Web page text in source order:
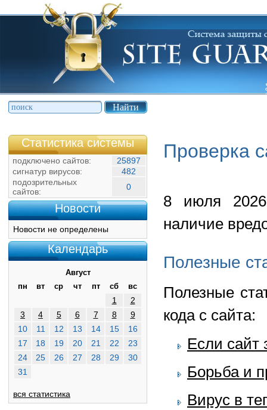
Статистика системы
подключено сайтов:
25897
сигнатур вирусов:
482
подозрительных
сайтов:
0
Новости
Новости не определены
Календарь
Август
пн
вт ср чт пт сб вс
1
2
3
4 5 6 7 8
9
10
11 12 13 14 15
16
17
18 19 20 21 22
23
24
25 26 27 28 29
30
31
вся статистика
Проверка
8 июля
наличие
Полезные
Полезные
кода с сайта:
Если сайт
Борьба и
Вирус в